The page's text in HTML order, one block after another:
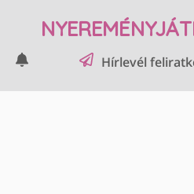
Hírlevél